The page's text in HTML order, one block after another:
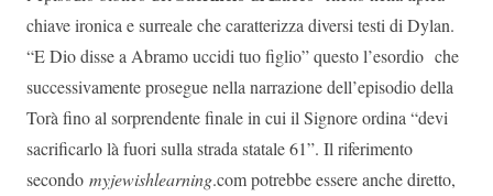
chiave ironica e surreale che caratterizza diversi testi di Dylan.
“E Dio disse a Abramo uccidi tuo figlio” questo l’esordio che
successivamente prosegue nella narrazione dell’episodio della
Torà fino al sorprendente finale in cui il Signore ordina “devi
sacrificarlo là fuori sulla strada statale 61”. Il riferimento
secondo myjewishlearning.com potrebbe essere anche diretto,